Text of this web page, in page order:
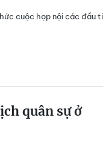
cuộc họp nội các đầu
quân sự ở